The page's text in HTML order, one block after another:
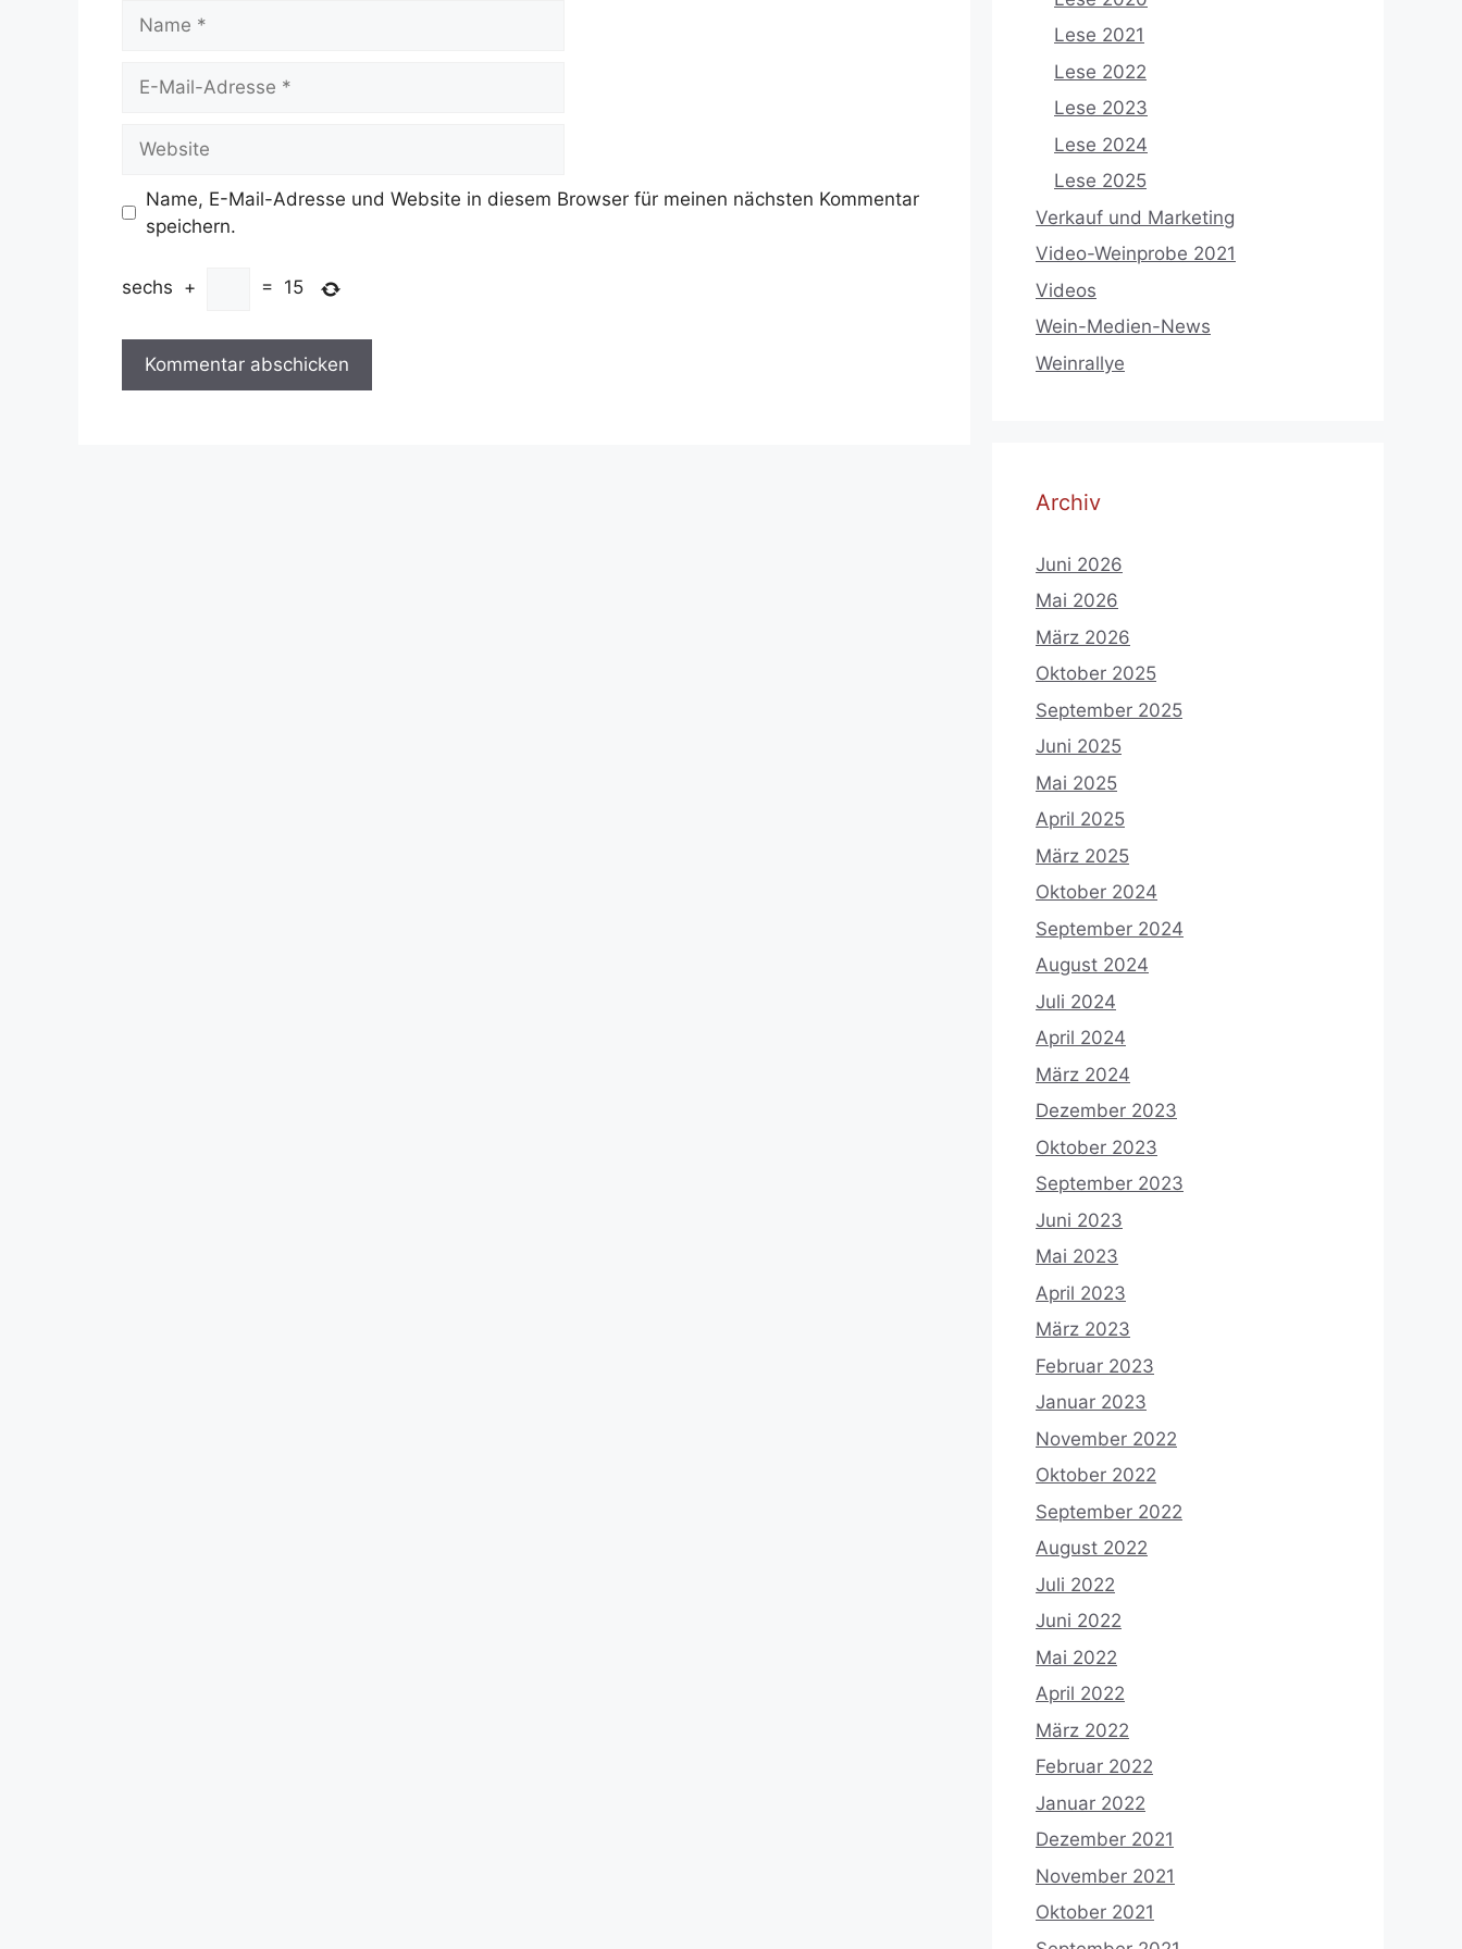
Mail-
Name, E-Mail-Adresse und Website in diesem Browser für meinen nächsten Kommentar
speichern.
sechs + = 15
Lese 2021
Lese 2022
Lese 2023
Lese 2024
Lese 2025
Verkauf und Marketing
Video-Weinprobe 2021
Videos
Wein-Medien-News
Weinrallye
Archiv
Juni 2026
Mai 2026
März 2026
Oktober 2025
September 2025
Juni 2025
Mai 2025
April 2025
März 2025
Oktober 2024
September 2024
August 2024
Juli 2024
April 2024
März 2024
Dezember 2023
Oktober 2023
September 2023
Juni 2023
Mai 2023
April 2023
März 2023
Februar 2023
Januar 2023
November 2022
Oktober 2022
September 2022
August 2022
Juli 2022
Juni 2022
Mai 2022
April 2022
März 2022
Februar 2022
Januar 2022
Dezember 2021
November 2021
Oktober 2021